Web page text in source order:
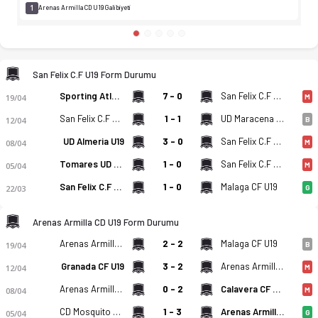
1 Arenas Armilla CD U19 Galibiyeti
San Felix C.F U19 Form Durumu
19/04 Sporting Atletico Ceuta U19 7 - 0 San Felix C.F U19 M
12/04 San Felix C.F U19 1 - 1 UD Maracena U19 B
08/04 UD Almeria U19 3 - 0 San Felix C.F U19 M
05/04 Tomares UD U19 1 - 0 San Felix C.F U19 M
22/03 San Felix C.F U19 1 - 0 Malaga CF U19 G
Arenas Armilla CD U19 Form Durumu
19/04 Arenas Armilla CD U19 2 - 2 Malaga CF U19 B
12/04 Granada CF U19 3 - 2 Arenas Armilla CD U19 M
08/04 Arenas Armilla CD U19 0 - 2 Calavera CF U19 M
05/04 CD Mosquito U19 1 - 3 Arenas Armilla CD U19 G